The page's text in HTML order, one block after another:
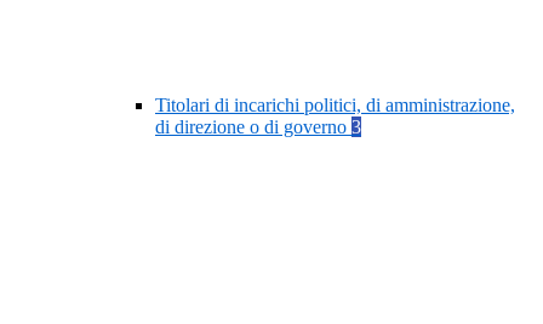
Titolari di incarichi politici, di amministrazione,
di direzione o di governo 3